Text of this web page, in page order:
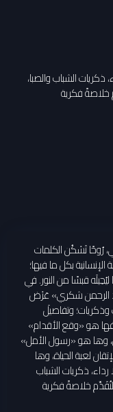
ذكريات الشباب والصبا،
خلاصةً فكرية
رُوحًا تَسْكُن الكلمات
بكل ما فيها؛
قبسًا من النور. في
الرحمن شكري» عَرْض
وذكريات؛ وتفاصيلَ
هو «وقع الأقدام»
وها هو «رسول الأمل»
لعبة الحياة، وها
ذكريات الشباب
خلاصةً فكرية